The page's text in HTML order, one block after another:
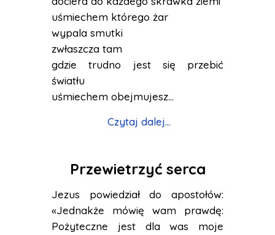
uśmiechem którego żar
wypala smutki
zwłaszcza tam
gdzie trudno jest się przebić
światłu
uśmiechem obejmujesz...
Czytaj dalej...
Przewietrzyć serca
Jezus powiedział do apostołów:
«Jednakże mówię wam prawdę:
Pożyteczne jest dla was moje